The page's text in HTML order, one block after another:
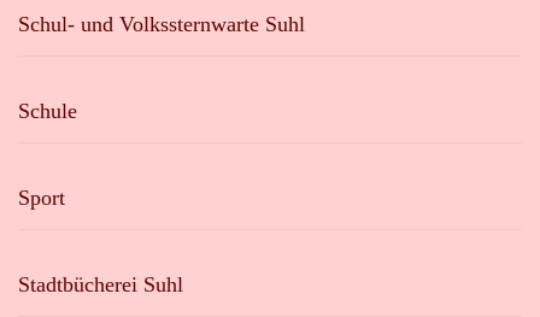
Schul- und Volkssternwarte Suhl
Schule
Sport
Stadtbücherei Suhl